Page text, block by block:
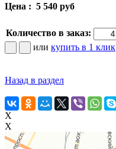
Цена : 5 540 руб
Количество в заказ:
или купить в 1 клик
Назад в раздел
X
X